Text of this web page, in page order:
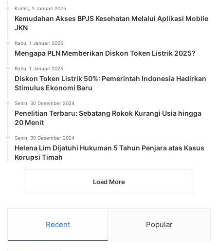
Kamis, 2 Januari 2025
Kemudahan Akses BPJS Kesehatan Melalui Aplikasi Mobile
JKN
Rabu, 1 Januari 2025
Mengapa PLN Memberikan Diskon Token Listrik 2025?
Rabu, 1 Januari 2025
Diskon Token Listrik 50%: Pemerintah Indonesia Hadirkan
Stimulus Ekonomi Baru
Senin, 30 Desember 2024
Penelitian Terbaru: Sebatang Rokok Kurangi Usia hingga
20 Menit
Senin, 30 Desember 2024
Helena Lim Dijatuhi Hukuman 5 Tahun Penjara atas Kasus
Korupsi Timah
Load More
Recent Popular